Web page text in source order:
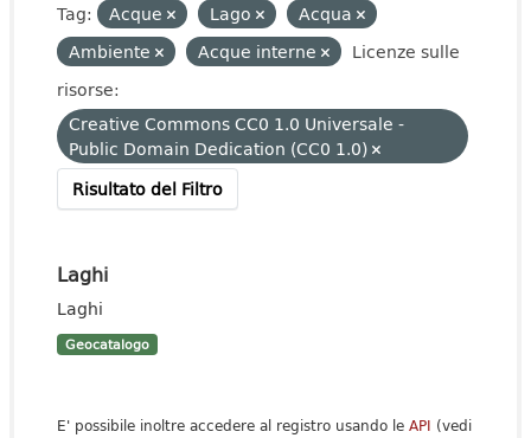
Tag:
Acque Lago
Acqua
Ambiente
Acque interne
Licenze sulle
risorse:
Creative Commons CC0 1.0 Universale -
Public Domain Dedication (CC0 1.0)
Risultato del Filtro
Laghi
Laghi
Geocatalogo
E' possibile inoltre accedere al registro usando le API (vedi